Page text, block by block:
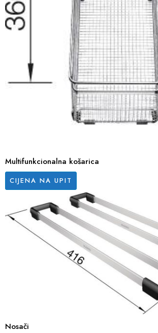
Multifunkcionalna košarica
CIJENA NA UPIT
Nosači